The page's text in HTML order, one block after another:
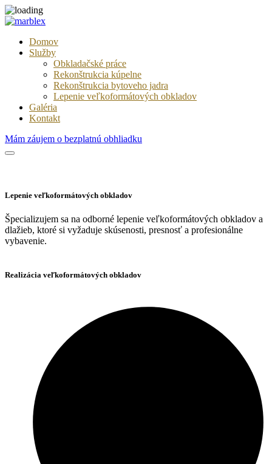
Domov
Služby
Obkladačské práce
Rekonštrukcia kúpelne
Rekonštrukcia bytoveho jadra
Lepenie veľkoformátových obkladov
Galéria
Kontakt
Mám záujem o bezplatnú obhliadku
Lepenie veľkoformátových obkladov
Špecializujem sa na odborné lepenie veľkoformátových obkladov a
dlažieb, ktoré si vyžaduje skúsenosti, presnosť a profesionálne
vybavenie.
Realizácia veľkoformátových obkladov